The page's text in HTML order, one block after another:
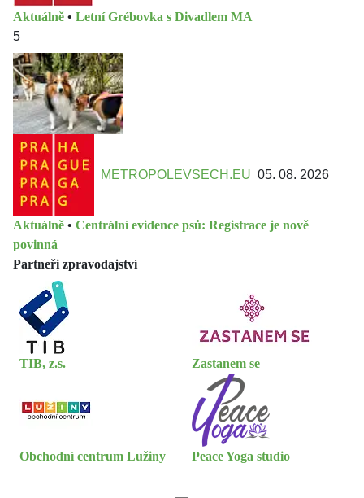
Aktuálně • Letní Grébovka s Divadlem MA
5
METROPOLEVSECH.EU 05. 08. 2026
Aktuálně • Centrální evidence psů: Registrace je nově
povinná
Partneři zpravodajství
TIB, z.s. Zastanem se
Obchodní centrum Lužiny Peace Yoga studio